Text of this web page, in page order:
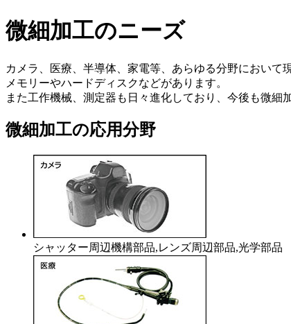
微細加工のニーズ
カメラ、医療、半導体、家電等、あらゆる分野におい
メモリーやハードディスクなどがあります。
また工作機械、測定器も日々進化しており、今後も微細
微細加工の応用分野
シャッター周辺機構部品,レンズ周辺部品,光学部品